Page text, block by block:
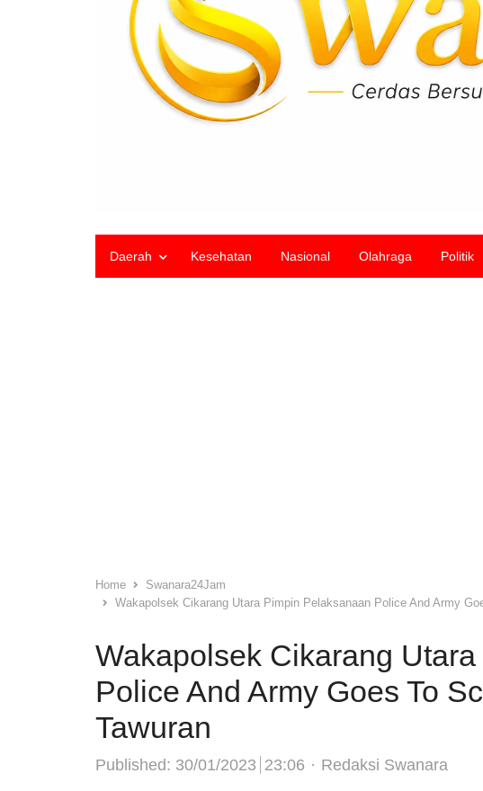
Daerah Kesehatan Nasional Olahraga Politik
Home
Swanara24Jam
Wakapolsek Cikarang Utara Pimpin Pelaksanaan Police And Army
Wakapolsek Cikarang
Police And Army Goes To
Tawuran
Published: 30/01/2023 23:06 Author
Redaksi Swanara